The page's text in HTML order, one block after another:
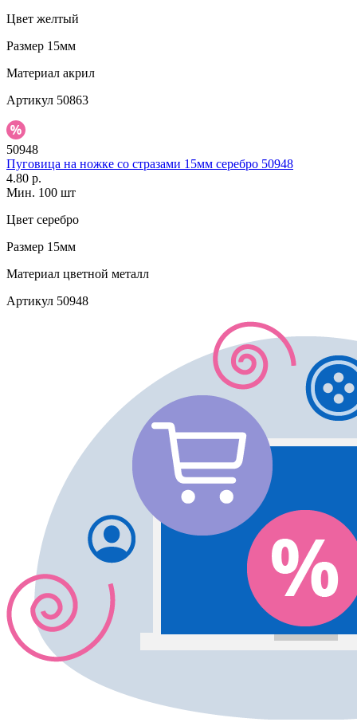
Цвет желтый
Размер 15мм
Материал акрил
Артикул 50863
50948
Пуговица на ножке со стразами 15мм серебро 50948
4.80 р.
Мин. 100 шт
Цвет серебро
Размер 15мм
Материал цветной металл
Артикул 50948